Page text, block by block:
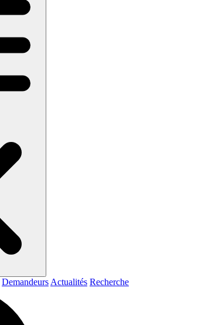
Demandeurs Actualités Recherche